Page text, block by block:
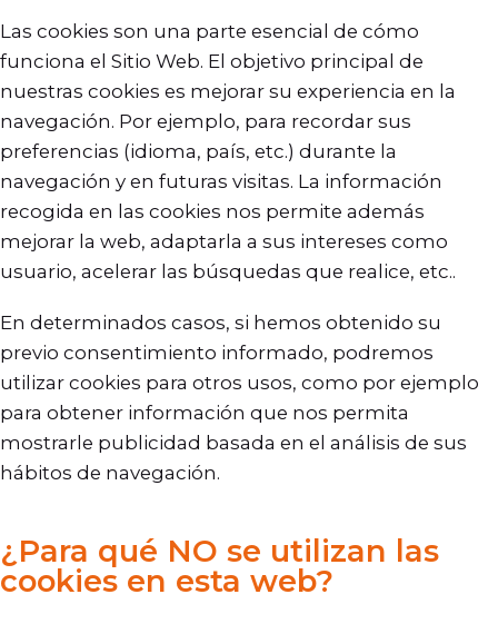
Las cookies son una parte esencial de cómo
funciona el Sitio Web. El objetivo principal de
nuestras cookies es mejorar su experiencia en la
navegación. Por ejemplo, para recordar sus
preferencias (idioma, país, etc.) durante la
navegación y en futuras visitas. La información
recogida en las cookies nos permite además
mejorar la web, adaptarla a sus intereses como
usuario, acelerar las búsquedas que realice, etc..
En determinados casos, si hemos obtenido su
previo consentimiento informado, podremos
utilizar cookies para otros usos, como por ejemplo
para obtener información que nos permita
mostrarle publicidad basada en el análisis de sus
hábitos de navegación.
¿Para qué NO se utilizan las
cookies en esta web?